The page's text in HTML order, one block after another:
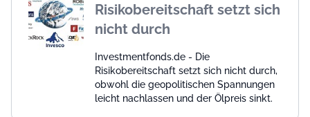
Risikobereitschaft setzt sich
nicht durch
Investmentfonds.de - Die
Risikobereitschaft setzt sich nicht durch,
obwohl die geopolitischen Spannungen
leicht nachlassen und der Ölpreis sinkt.